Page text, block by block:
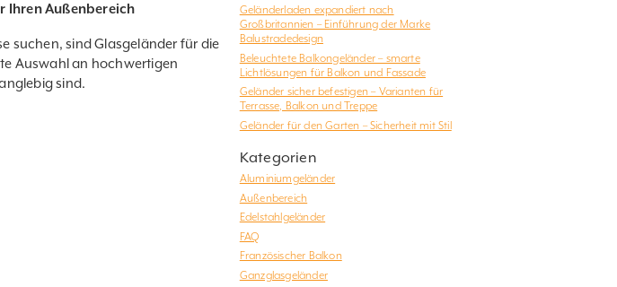
Ihren Außenbereich
suchen, sind Glasgeländer für die
Auswahl an hochwertigen
sind.
Geländerladen expandiert nach
Großbritannien – Einführung der Marke
Balustradedesign
Beleuchtete Balkongeländer – smarte
Lichtlösungen für Balkon und Fassade
Geländer sicher befestigen – Varianten für
Terrasse, Balkon und Treppe
Geländer für den Garten – Sicherheit mit Stil
Kategorien
Aluminiumgeländer
Außenbereich
Edelstahlgeländer
FAQ
Französischer Balkon
Ganzglasgeländer